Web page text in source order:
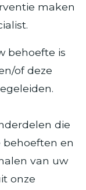
maken
behoefte is
of deze
die
en
van uw
onze